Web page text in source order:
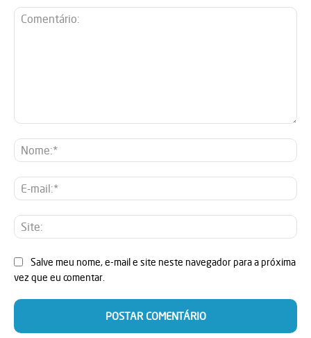
E-
Salve meu nome, e-mail e site neste navegador para a próxima
vez que eu comentar.